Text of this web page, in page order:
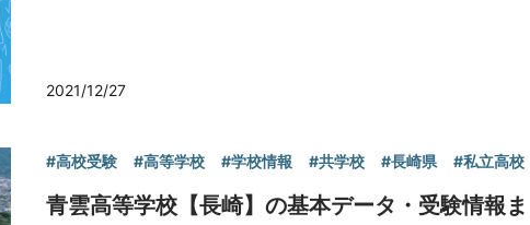
2021/12/27
#高校受験 #高等学校 #学校情報 #共学校 #長崎県 #私立高校
青雲高等学校【長崎】の基本データ・受験情報ま